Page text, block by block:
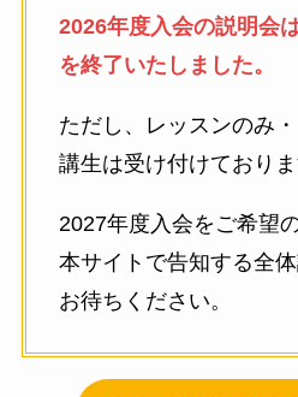
2026年度入会の説明会
を終了いたしました。
ただし、レッスンのみ
講生は受け付けておりま
2027年度入会をご希望
本サイトで告知する全
お待ちください。